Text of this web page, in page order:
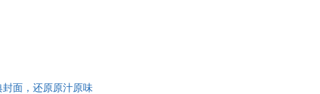
封面，还原原汁原味